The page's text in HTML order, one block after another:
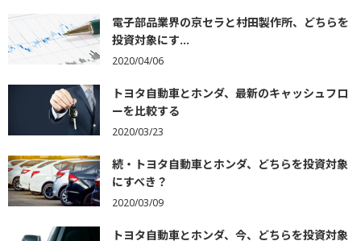
電子部品業界の京セラと村田製作所、どちらを
投資対象にす...
2020/04/06
トヨタ自動車とホンダ、最新のキャッシュフロ
ーを比較する
2020/03/23
続・トヨタ自動車とホンダ、どちらを投資対象
にすべき？
2020/03/09
トヨタ自動車とホンダ、今、どちらを投資対象